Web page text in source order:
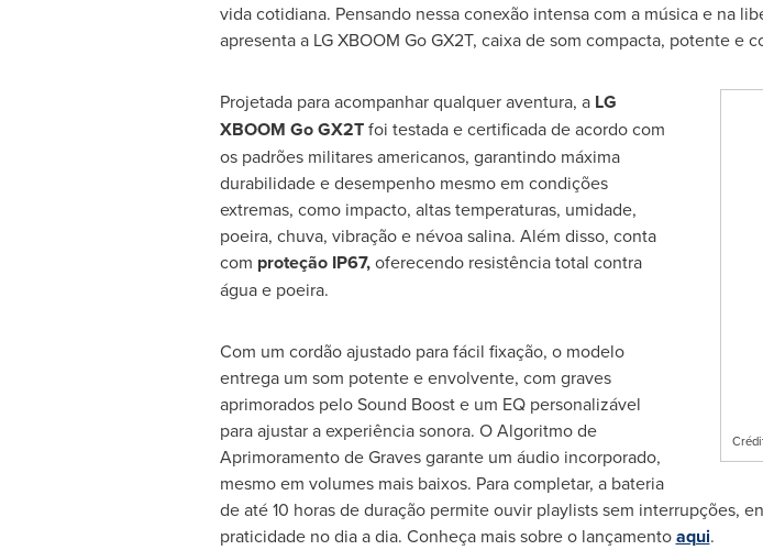
vida cotidiana. Pensando nessa conexão intensa com a música e na
apresenta a LG XBOOM Go GX2T, caixa de som compacta, potente e
Projetada para acompanhar qualquer aventura, a LG
XBOOM Go GX2Tfoi testada e certificada de acordo com
os padrões militares americanos, garantindo máxima
durabilidade e desempenho mesmo em condições
extremas, como impacto, altas temperaturas, umidade,
poeira, chuva, vibração e névoa salina. Além disso, conta
com proteção IP67,oferecendo resistência total contra
água e poeira.
Com um cordão ajustado para fácil fixação, o modelo
entrega um som potente e envolvente, com graves
aprimorados pelo Sound Boost e um EQ personalizável
para ajustar a experiência sonora. O Algoritmo de
Aprimoramento de Graves garante um áudio incorporado,
mesmo em volumes mais baixos. Para completar, a bateria
de até 10 horas de duração permite ouvir playlists sem interrupções,
praticidade no dia a dia. Conheça mais sobre o lançamentoaqui.